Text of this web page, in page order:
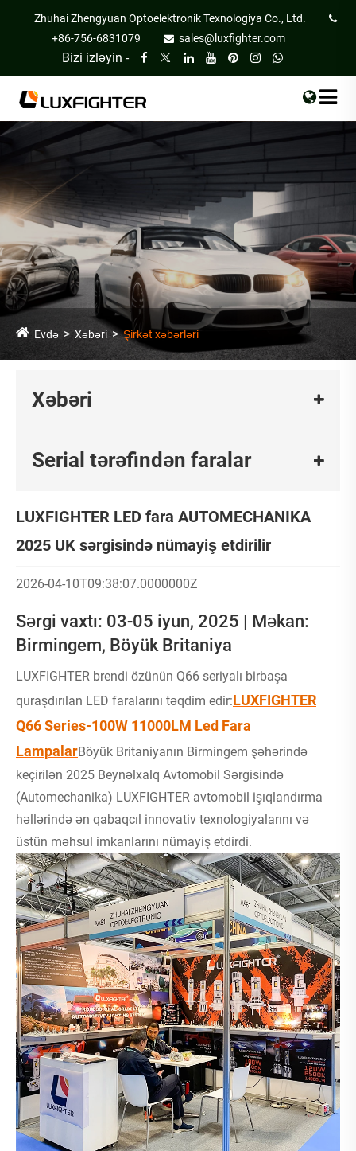
Zhuhai Zhengyuan Optoelektronik Texnologiya Co., Ltd.
+86-756-6831079
sales@luxfighter.com
Bizi izləyin -
Evdə Xəbəri Şirkət xəbərləri
Xəbəri
Serial tərəfindən faralar
LUXFIGHTER LED fara AUTOMECHANIKA
2025 UK sərgisində nümayiş etdirilir
2026-04-10T09:38:07.0000000Z
Sərgi vaxtı: 03-05 iyun, 2025 | Məkan:
Birmingem, Böyük Britaniya
LUXFIGHTER brendi özünün Q66 seriyalı birbaşa
quraşdırılan LED faralarını təqdim edir:LUXFIGHTER
Q66 Series-100W 11000LM Led Fara
LampalarBöyük Britaniyanın Birmingem şəhərində
keçirilən 2025 Beynəlxalq Avtomobil Sərgisində
(Automechanika) LUXFIGHTER avtomobil işıqlandırma
həllərində ən qabaqcıl innovativ texnologiyalarını və
üstün məhsul imkanlarını nümayiş etdirdi.